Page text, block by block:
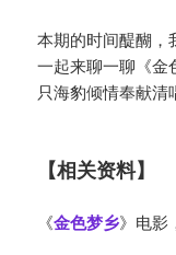
本期的时间醍醐，
一起来聊一聊《金
只海豹倾情奉献
【相关资料】
《金色梦乡》电影